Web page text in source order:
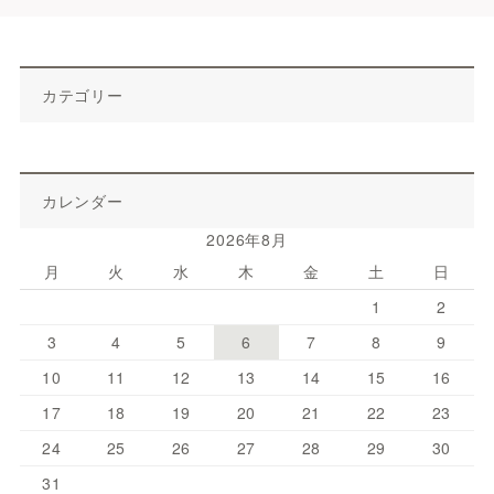
カテゴリー
カレンダー
2026年8月
月
火 水 木 金 土
日
1
2
3
4 5 6 7 8
9
10
11 12 13 14 15
16
17
18 19 20 21 22
23
24
25 26 27 28 29
30
31